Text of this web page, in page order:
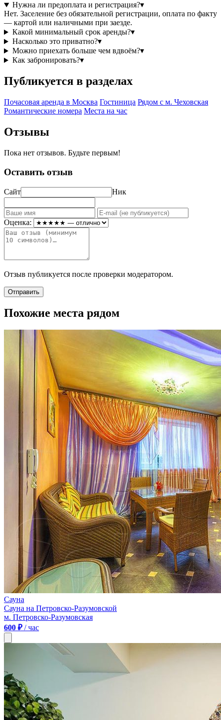
Нужна ли предоплата и регистрация?▾
Нет. Заселение без обязательной регистрации, оплата по факту
— картой или наличными при заезде.
Какой минимальный срок аренды?▾
Насколько это приватно?▾
Можно приехать больше чем вдвоём?▾
Как забронировать?▾
Публикуется в разделах
Почасовая аренда в Москва Гостиница Рядом с м. Чеховская
Романтические номера Места на час
Отзывы
Пока нет отзывов. Будьте первым!
Оставить отзыв
Сайт Ник
Оценка:
Отзыв публикуется после проверки модератором.
Отправить
Похожие места рядом
Сауна
Сауна на Петровско-Разумовской
м. Петровско-Разумовская
600 ₽/ час